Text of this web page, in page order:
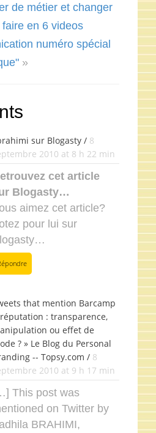
de métier et changer
en 6 videos
numéro spécial
»
sur Blogasty / 8
2010 at 8 h 22 min
cet article
Blogasty…
aimez cet article?
pour lui sur
that mention Barcamp
: transparence,
ou effet de
? » Le Blog du Personal
-- Topsy.com / 8
2010 at 9 h 17 min
This post was
on Twitter by
BRAHIMI,